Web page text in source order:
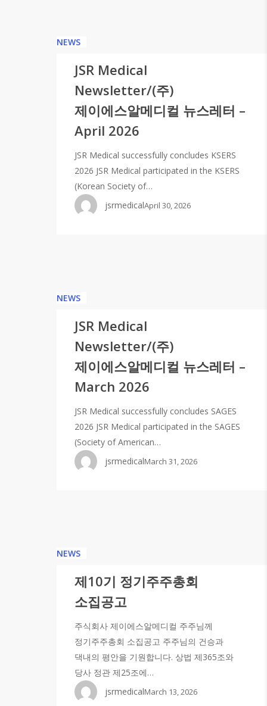
NEWS
JSR Medical
Newsletter/(주)
제이에스알메디컬 뉴스레터 –
April 2026
JSR Medical successfully concludes KSERS
2026 JSR Medical participated in the KSERS
(Korean Society of…
jsrmedicalApril 30, 2026
NEWS
JSR Medical
Newsletter/(주)
제이에스알메디컬 뉴스레터 –
March 2026
JSR Medical successfully concludes SAGES
2026 JSR Medical participated in the SAGES
(Society of American…
jsrmedicalMarch 31, 2026
NEWS
제10기 정기주주총회
소집공고
주식회사 제이에스알메디컬 주주님께
정기주주총회 소집공고 주주님의 건승과
댁내의 평안을 기원합니다. 상법 제365조와
당사 정관 제25조에…
jsrmedicalMarch 13, 2026